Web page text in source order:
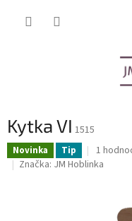
Kytka VI 1515
Novinka Tip
hodnocení
1
Značka: JM Hoblinka